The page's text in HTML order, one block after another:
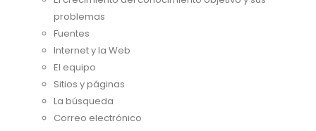
problemas
Fuentes
Internet y la Web
El equipo
Sitios y páginas
La búsqueda
Correo electrónico